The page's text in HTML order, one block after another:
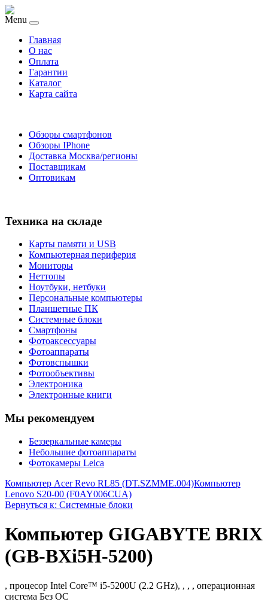
Menu
Главная
O нас
Оплата
Гарантии
Каталог
Карта сайта
Обзоры смартфонов
Обзоры IPhone
Доставка Москва/регионы
Поставщикам
Оптовикам
Техника на складе
Карты памяти и USB
Компьютерная периферия
Мониторы
Неттопы
Ноутбуки, нетбуки
Персональные компьютеры
Планшетные ПК
Системные блоки
Смартфоны
Фотоаксессуары
Фотоаппараты
Фотовспышки
Фотообъективы
Электроника
Электронные книги
Мы рекомендуем
Беззеркальные камеры
Небольшие фотоаппараты
Фотокамеры Leica
Компьютер Acer Revo RL85 (DT.SZMME.004)Компьютер
Lenovo S20-00 (F0AY006CUA)
Вернуться к: Системные блоки
Компьютер GIGABYTE BRIX
(GB-BXi5H-5200)
, процесор Intel Core™ i5-5200U (2.2 GHz), , , , операционная
система Без ОС